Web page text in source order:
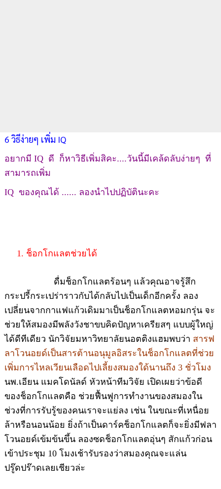
6 วิธีง่ายๆ เพิ่ม IQ
อยากมี IQ ดี ก็หาวิธีเพิ่มสิคะ....วันนี้มีเคล้ดลับง่ายๆ ที่
สามารถเพิ่ม
IQ ของคุณได้ ...... ลองนำไปปฏิบัตินะคะ
1. ช็อกโกแลตช่วยได้
ดื่มช็อกโกแลตร้อนๆ แล้วคุณอาจรู้สึก
กระปรี้กระเปร่าราวกับได้กลับไปเป็นเด็กอีกครั้ง ลอง
เปลี่ยนจากกาแฟแก้วเดิมมาเป็นช็อกโกแลตหอมกรุ่น จะ
ช่วยให้สมองมีพลังวังชาขบคิดปัญหาเครียสๆ แบบผู้ใหญ่
ได้ดีทีเดียว นักวิจัยมหาวิทยาลัยนอตติงแฮมพบว่า สารฟ
ลาโวนอยด์เป็นสารต้านอนุมูลอิสระในช็อกโกแลตที่ช่วย
เพิ่มการไหลเวียนเลือดไปเลี้ยงสมองใด้นานถึง 3 ชั่วโมง
นพ.เอียน แมคโดนัลด์ หัวหน้าทีมวิจัย เปิดเผยว่าข้อดี
ของช็อกโกแลตคือ ช่วยฟื้นฟูการทำงานของสมองใน
ช่วงที่การรับรู้ของคนเราจะแย่ลง เช่น ในขณะที่เหนื่อย
ล้าหรือนอนน้อย ยิ่งถ้าเป็นดาร์คช็อกโกแลตก็จะยิ่งมีฟลา
โวนอยด์เข้มข้นขึ้น ลองซดช็อกโกแลตอุ่นๆ สักแก้วก่อน
เข้าประชุม 10 โมงเช้ารับรองว่าสมองคุณจะแล่น
ปรู๊ดปร๊าดเลยเชียวล่ะ